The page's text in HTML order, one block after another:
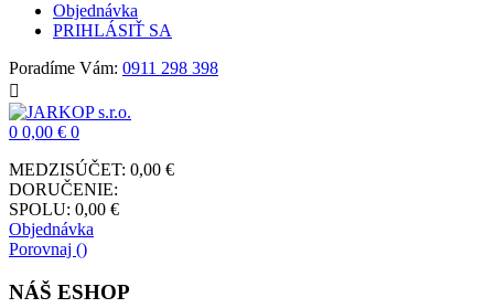
Objednávka
PRIHLÁSIŤ SA
Poradíme Vám: 0911 298 398

0 0,00 € 0
MEDZISÚČET: 0,00 €
DORUČENIE:
SPOLU: 0,00 €
Objednávka
Porovnaj ()
NÁŠ ESHOP